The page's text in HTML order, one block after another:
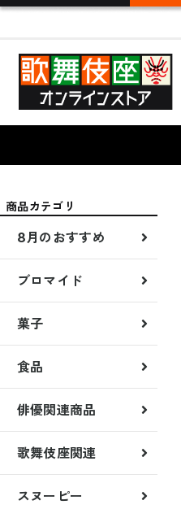
商品カテゴリ
8月のおすすめ
ブロマイド
菓子
食品
俳優関連商品
歌舞伎座関連
スヌーピー